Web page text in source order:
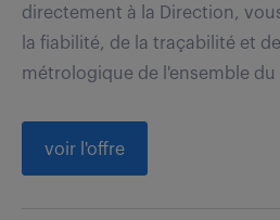
directement à la Direction,
la fiabilité, de la traçabilité et
métrologique de l'ensemble du
voir l'offre